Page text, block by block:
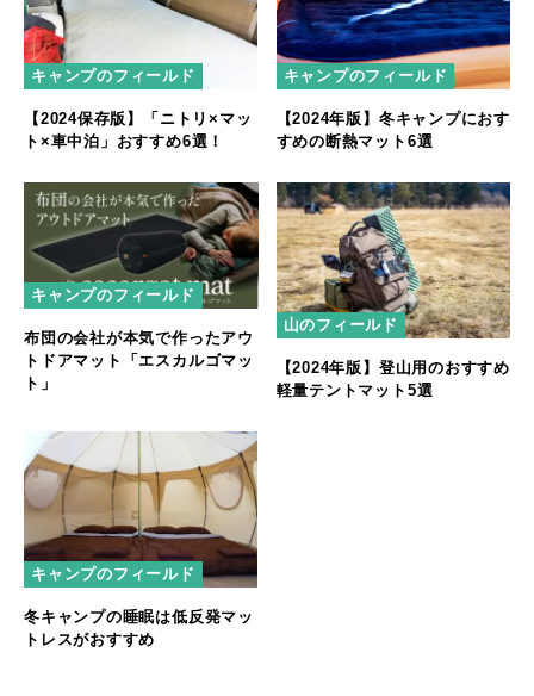
キャンプのフィールド
【2024保存版】「ニトリ×マッ
ト×車中泊」おすすめ6選！
キャンプのフィールド
【2024年版】冬キャンプにおす
すめの断熱マット6選
キャンプのフィールド
布団の会社が本気で作ったアウ
トドアマット「エスカルゴマッ
ト」
山のフィールド
【2024年版】登山用のおすすめ
軽量テントマット5選
キャンプのフィールド
冬キャンプの睡眠は低反発マッ
トレスがおすすめ